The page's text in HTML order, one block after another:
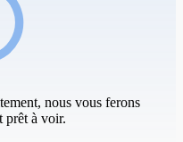
nous vous ferons
prêt à voir.